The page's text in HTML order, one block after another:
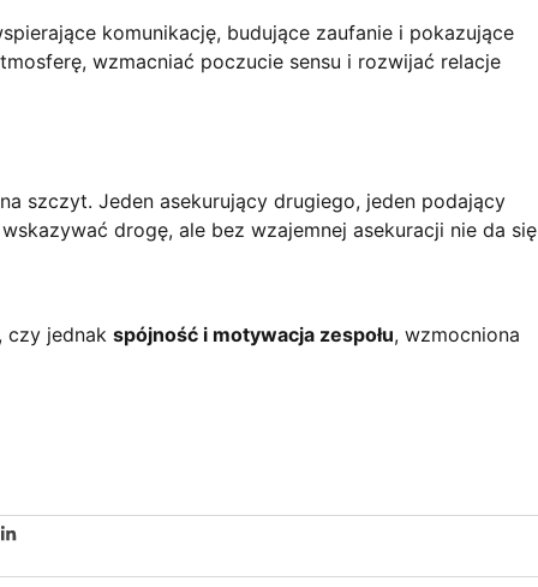
komunikację, budujące zaufanie i pokazujące
wzmacniać poczucie sensu i rozwijać relacje
szczyt. Jeden asekurujący drugiego, jeden podający
drogę, ale bez wzajemnej asekuracji nie da się
, czy jednak spójność i motywacja zespołu, wzmocniona